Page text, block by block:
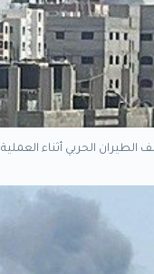
الطيران الحربي أثناء العملية